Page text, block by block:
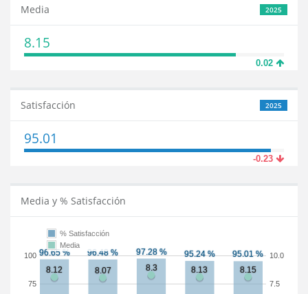
2025
Media
8.15
0.02
2025
Satisfacción
95.01
-0.23
Media y % Satisfacción
75
100
7.5
10.0
% Satisfacción
Media